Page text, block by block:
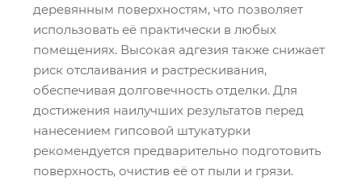
деревянным поверхностям, что позволяет
использовать её практически в любых
помещениях. Высокая адгезия также снижает
риск отслаивания и растрескивания,
обеспечивая долговечность отделки. Для
достижения наилучших результатов перед
нанесением гипсовой штукатурки
рекомендуется предварительно подготовить
поверхность, очистив её от пыли и грязи.